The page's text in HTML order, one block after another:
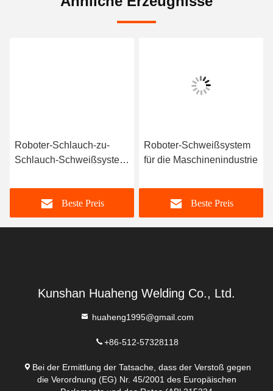
Schlauch-Schweißsystem
Beste Preis
für die Maschinenindustrie